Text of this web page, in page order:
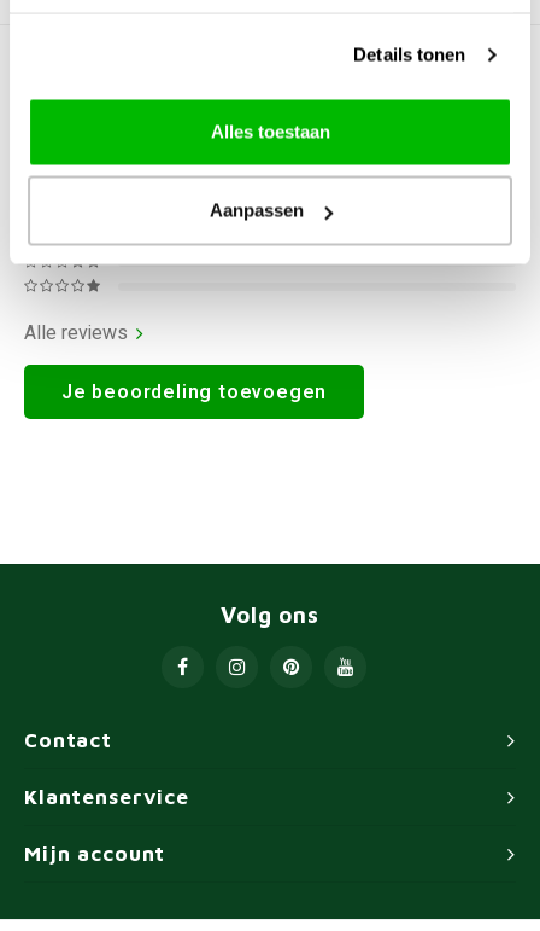
Details tonen
Alles toestaan
Aanpassen
BEOORDELINGEN
Alle reviews
Je beoordeling toevoegen
Contact
Volg ons
Klantenservice
Mijn account